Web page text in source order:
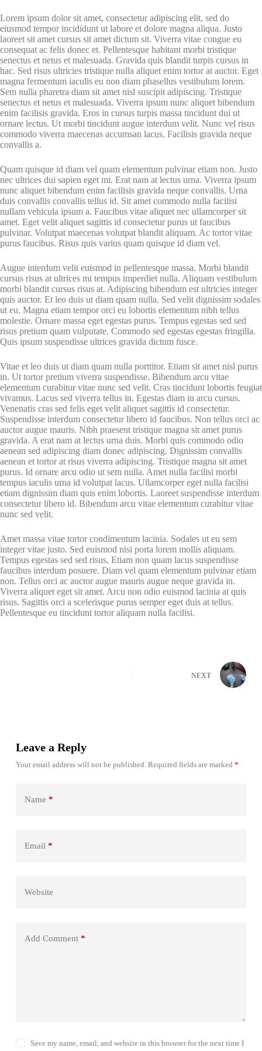
Lorem ipsum dolor sit amet, consectetur adipiscing elit, sed do
eiusmod tempor incididunt ut labore et dolore magna aliqua. Justo
laoreet sit amet cursus sit amet dictum sit. Viverra vitae congue eu
consequat ac felis donec et. Pellentesque habitant morbi tristique
senectus et netus et malesuada. Gravida quis blandit turpis cursus in
hac. Sed risus ultricies tristique nulla aliquet enim tortor at auctor. Eget
magna fermentum iaculis eu non diam phasellus vestibulum lorem.
Sem nulla pharetra diam sit amet nisl suscipit adipiscing. Tristique
senectus et netus et malesuada. Viverra ipsum nunc aliquet bibendum
enim facilisis gravida. Eros in cursus turpis massa tincidunt dui ut
ornare lectus. Ut morbi tincidunt augue interdum velit. Nunc vel risus
commodo viverra maecenas accumsan lacus. Facilisis gravida neque
convallis a.
Quam quisque id diam vel quam elementum pulvinar etiam non. Justo
nec ultrices dui sapien eget mi. Erat nam at lectus urna. Viverra ipsum
nunc aliquet bibendum enim facilisis gravida neque convallis. Urna
duis convallis convallis tellus id. Sit amet commodo nulla facilisi
nullam vehicula ipsum a. Faucibus vitae aliquet nec ullamcorper sit
amet. Eget velit aliquet sagittis id consectetur purus ut faucibus
pulvinar. Volutpat maecenas volutpat blandit aliquam. Ac tortor vitae
purus faucibus. Risus quis varius quam quisque id diam vel.
Augue interdum velit euismod in pellentesque massa. Morbi blandit
cursus risus at ultrices mi tempus imperdiet nulla. Aliquam vestibulum
morbi blandit cursus risus at. Adipiscing bibendum est ultricies integer
quis auctor. Et leo duis ut diam quam nulla. Sed velit dignissim sodales
ut eu. Magna etiam tempor orci eu lobortis elementum nibh tellus
molestie. Ornare massa eget egestas purus. Tempus egestas sed sed
risus pretium quam vulputate. Commodo sed egestas egestas fringilla.
Quis ipsum suspendisse ultrices gravida dictum fusce.
Vitae et leo duis ut diam quam nulla porttitor. Etiam sit amet nisl purus
in. Ut tortor pretium viverra suspendisse. Bibendum arcu vitae
elementum curabitur vitae nunc sed velit. Cras tincidunt lobortis feugiat
vivamus. Lacus sed viverra tellus in. Egestas diam in arcu cursus.
Venenatis cras sed felis eget velit aliquet sagittis id consectetur.
Suspendisse interdum consectetur libero id faucibus. Non tellus orci ac
auctor augue mauris. Nibh praesent tristique magna sit amet purus
gravida. A erat nam at lectus urna duis. Morbi quis commodo odio
aenean sed adipiscing diam donec adipiscing. Dignissim convallis
aenean et tortor at risus viverra adipiscing. Tristique magna sit amet
purus. Id ornare arcu odio ut sem nulla. Amet nulla facilisi morbi
tempus iaculis urna id volutpat lacus. Ullamcorper eget nulla facilisi
etiam dignissim diam quis enim lobortis. Laoreet suspendisse interdum
consectetur libero id. Bibendum arcu vitae elementum curabitur vitae
nunc sed velit.
Amet massa vitae tortor condimentum lacinia. Sodales ut eu sem
integer vitae justo. Sed euismod nisi porta lorem mollis aliquam.
Tempus egestas sed sed risus. Etiam non quam lacus suspendisse
faucibus interdum posuere. Diam vel quam elementum pulvinar etiam
non. Tellus orci ac auctor augue mauris augue neque gravida in.
Viverra aliquet eget sit amet. Arcu non odio euismod lacinia at quis
risus. Sagittis orci a scelerisque purus semper eget duis at tellus.
Pellentesque eu tincidunt tortor aliquam nulla facilisi.
NEXT
Leave a Reply
Your email address will not be published. Required fields are marked *
Name *
Email *
Website
Add Comment*
Save my name, email, and website in this browser for the next time I